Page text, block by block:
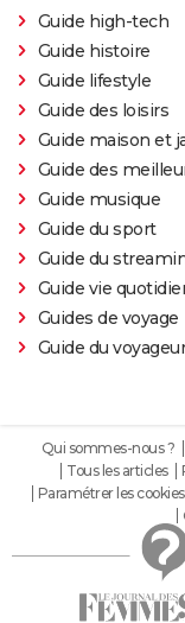
Boseman ?
Furiosa : que
Road" ? Notre
The Batman :
bande-
Batman v
t-il une suite ?
Morbius : y a-t-
film ?
Spider-Man No
générique ?
The Suicide
annonce,
Kingsman 3 :
Avengers 6 :
Guide high-tech
Guide histoire
Guide lifestyle
Guide des loisirs
Guide maison et
Guide des
Guide musique
Guide du sport
Guide du
Guide vie
Guides de voyage
Guide du
Qui sommes-nous ?
Tous les articles
Paramétrer les cookies